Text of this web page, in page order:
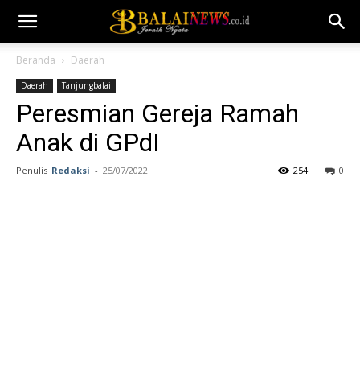
Beranda Daerah
Daerah Tanjungbalai
Peresmian Gereja Ramah
Anak di GPdI
Penulis Redaksi - 25/07/2022 0
254